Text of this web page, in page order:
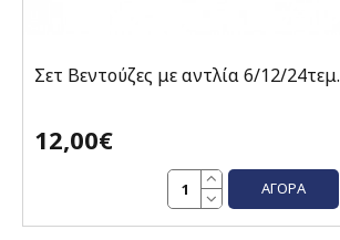
Σετ Βεντούζες με αντλία 6/12/24τεμ.
12,00€
ΑΓΟΡΆ